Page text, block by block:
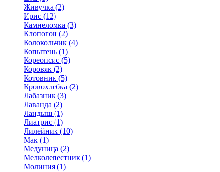
Живучка (2)
Ирис (12)
Камнеломка (3)
Клопогон (2)
Колокольчик (4)
Копытень (1)
Кореопсис (5)
Коровяк (2)
Котовник (5)
Кровохлебка (2)
Лабазник (3)
Лаванда (2)
Ландыш (1)
Лиатрис (1)
Лилейник (10)
Мак (1)
Медуница (2)
Мелколепестник (1)
Молиния (1)